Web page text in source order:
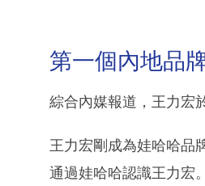
第一個內地品
綜合內媒報道，王力宏
王力宏剛成為娃哈哈品
通過娃哈哈認識王力宏